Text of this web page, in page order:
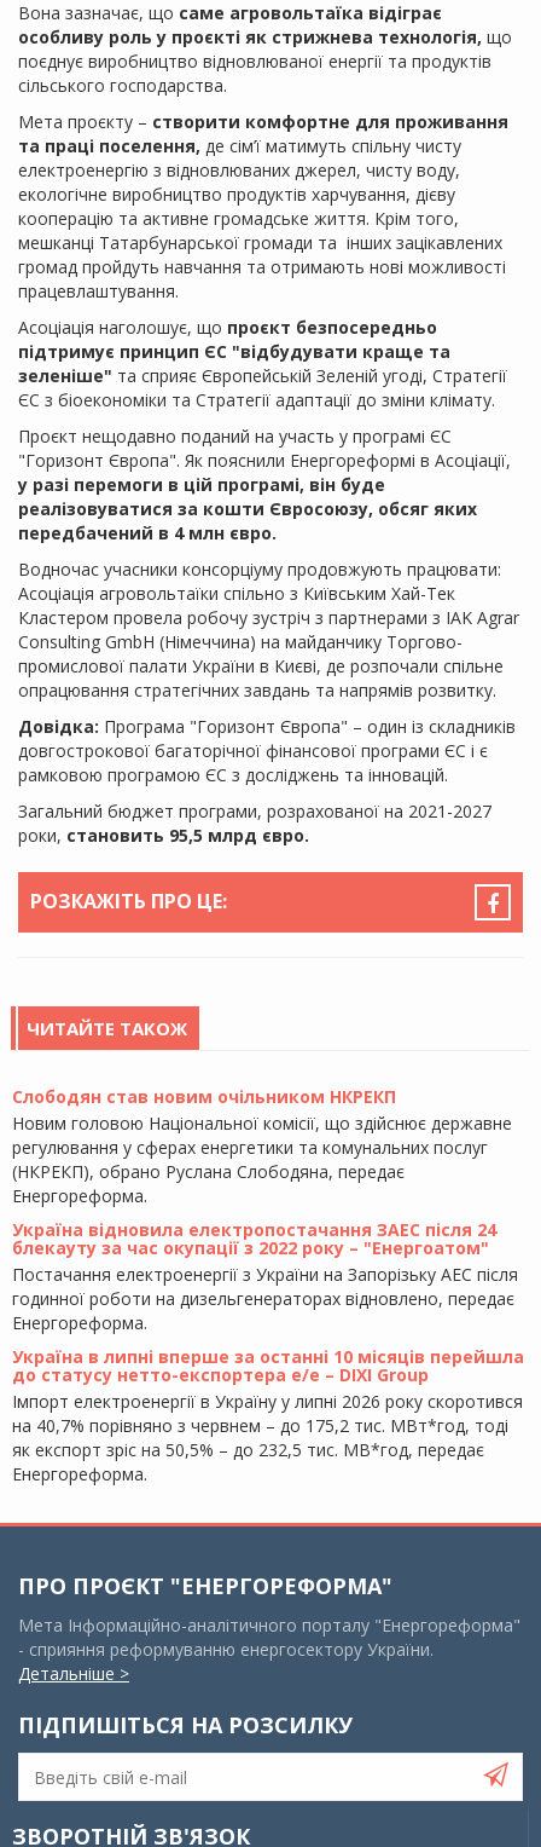
Вона зазначає, що саме агровольтаїка відіграє
особливу роль у проєкті як стрижнева технологія, що
поєднує виробництво відновлюваної енергії та продуктів
сільського господарства.
Мета проєкту – створити комфортне для проживання
та праці поселення, де сім’ї матимуть спільну чисту
електроенергію з відновлюваних джерел, чисту воду,
екологічне виробництво продуктів харчування, дієву
кооперацію та активне громадське життя. Крім того,
мешканці Татарбунарської громади та інших зацікавлених
громад пройдуть навчання та отримають нові можливості
працевлаштування.
Асоціація наголошує, що проєкт безпосередньо
підтримує принцип ЄС "відбудувати краще та
зеленіше" та сприяє Європейській Зеленій угоді, Стратегії
ЄС з біоекономіки та Стратегії адаптації до зміни клімату.
Проєкт нещодавно поданий на участь у програмі ЄС
"Горизонт Європа". Як пояснили Енергореформі в Асоціації,
у разі перемоги в цій програмі, він буде
реалізовуватися за кошти Євросоюзу, обсяг яких
передбачений в 4 млн євро.
Водночас учасники консорціуму продовжують працювати:
Асоціація агровольтаїки спільно з Київським Хай-Тек
Кластером провела робочу зустріч з партнерами з IAK Agrar
Consulting GmbH (Німеччина) на майданчику Торгово-
промислової палати України в Києві, де розпочали спільне
опрацювання стратегічних завдань та напрямів розвитку.
Довідка: Програма "Горизонт Європа" – один із складників
довгострокової багаторічної фінансової програми ЄС і є
рамковою програмою ЄС з досліджень та інновацій.
Загальний бюджет програми, розрахованої на 2021-2027
роки, становить 95,5 млрд євро.
РОЗКАЖІТЬ ПРО ЦЕ:
ЧИТАЙТЕ ТАКОЖ
Слободян став новим очільником НКРЕКП
Новим головою Національної комісії, що здійснює державне
регулювання у сферах енергетики та комунальних послуг
(НКРЕКП), обрано Руслана Слободяна, передає
Енергореформа.
Україна відновила електропостачання ЗАЕС після 24
блекауту за час окупації з 2022 року – "Енергоатом"
Постачання електроенергії з України на Запорізьку АЕС після
годинної роботи на дизельгенераторах відновлено, передає
Енергореформа.
Україна в липні вперше за останні 10 місяців перейшла
до статусу нетто-експортера е/е – DIXI Group
Імпорт електроенергії в Україну у липні 2026 року скоротився
на 40,7% порівняно з червнем – до 175,2 тис. МВт*год, тоді
як експорт зріс на 50,5% – до 232,5 тис. МВ*год, передає
Енергореформа.
ПРО ПРОЄКТ "ЕНЕРГОРЕФОРМА"
Мета Інформаційно-аналітичного порталу "Енергореформа"
- сприяння реформуванню енергосектору України.
Детальніше >
ПІДПИШІТЬСЯ НА РОЗСИЛКУ
ЗВОРОТНІЙ ЗВ'ЯЗОК